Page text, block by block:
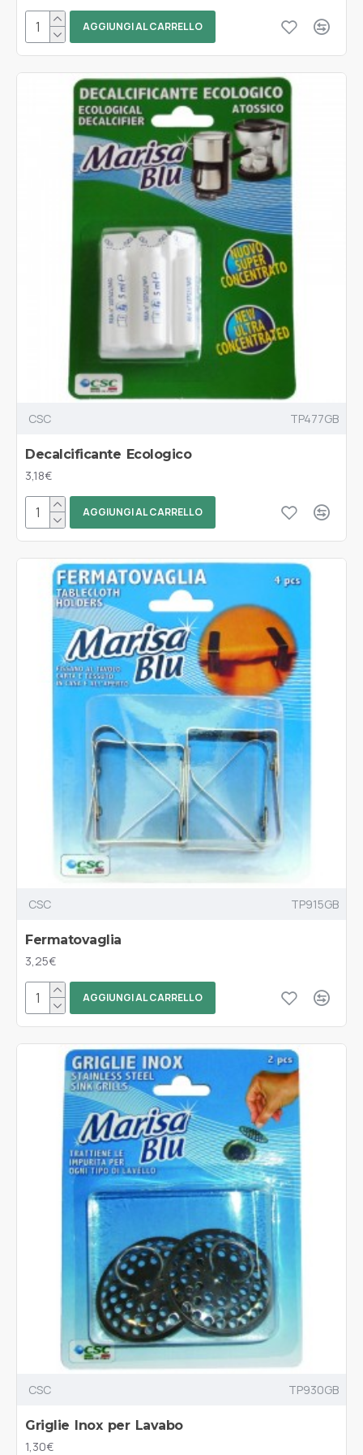
AGGIUNGI AL CARRELLO
CSC TP477GB
Decalcificante Ecologico
3,18€
AGGIUNGI AL CARRELLO
CSC TP915GB
Fermatovaglia
3,25€
AGGIUNGI AL CARRELLO
CSC TP930GB
Griglie Inox per Lavabo
1,30€